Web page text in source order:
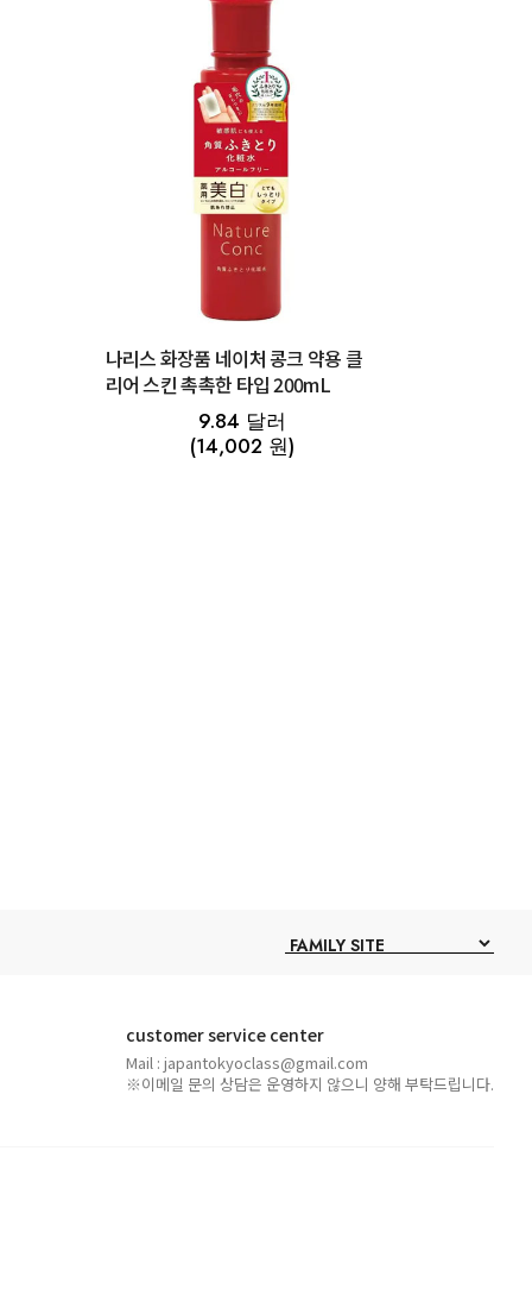
나리스 화장품 네이처 콩크 약용 클
리어 스킨 촉촉한 타입 200mL
9.84 달러
(14,002 원)
customer service center
Mail : japantokyoclass@gmail.com
※이메일 문의 상담은 운영하지 않으니 양해 부탁드립니다.